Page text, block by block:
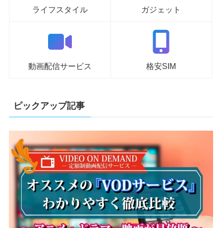
ライフスタイル ガジェット
動画配信サービス 格安SIM
ピックアップ記事